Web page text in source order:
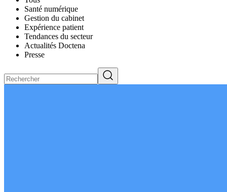
Santé numérique
Gestion du cabinet
Expérience patient
Tendances du secteur
Actualités Doctena
Presse